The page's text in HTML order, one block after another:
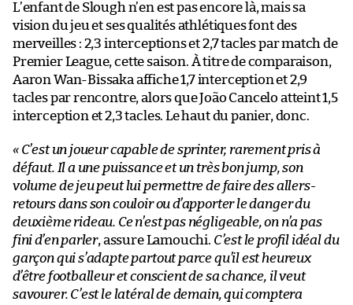
L’enfant de Slough n’en est pas encore là, mais sa
vision du jeu et ses qualités athlétiques font des
merveilles : 2,3 interceptions et 2,7 tacles par match de
Premier League, cette saison. À titre de comparaison,
Aaron Wan-Bissaka affiche 1,7 interception et 2,9
tacles par rencontre, alors que João Cancelo atteint 1,5
interception et 2,3 tacles. Le haut du panier, donc.
« C’est un joueur capable de sprinter, rarement pris à
défaut. Il a une puissance et un très bon jump, son
volume de jeu peut lui permettre de faire des allers-
retours dans son couloir ou d’apporter le danger du
deuxième rideau. Ce n’est pas négligeable, on n’a pas
fini d’en parler, assure Lamouchi. C’est le profil idéal du
garçon qui s’adapte partout parce qu’il est heureux
d’être footballeur et conscient de sa chance, il veut
savourer. C’est le latéral de demain, qui comptera